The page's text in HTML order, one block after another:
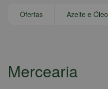
Ofertas Azeite e Óleo
Mercearia